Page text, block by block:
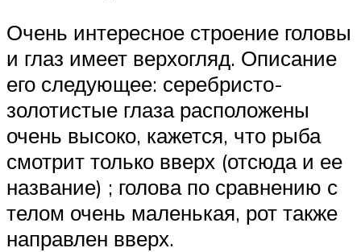
Очень интересное строение головы
и глаз имеет верхогляд. Описание
его следующее: серебристо-
золотистые глаза расположены
очень высоко, кажется, что рыба
смотрит только вверх (отсюда и ее
название) ; голова по сравнению с
телом очень маленькая, рот также
направлен вверх.